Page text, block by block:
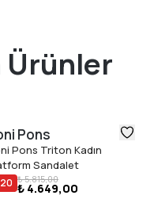
Ürünler
Pons
Pons Triton Kadın
Sandalet
20 ₺ 5.815,00
₺ 4.649,00